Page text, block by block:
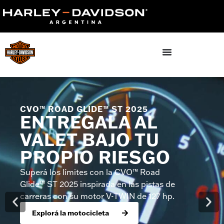
ADVENTURE TOURING 2025
ADUEÑATE DE
LA RUTA.
DENTRO Y
FUERA.
¿Rutas rápidas por cañones o
accidentados senderos todoterreno?
Conducí a través de todo en nuestras